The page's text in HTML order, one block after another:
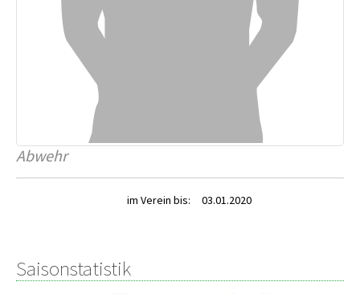
Abwehr
im Verein bis: 03.01.2020
Saisonstatistik